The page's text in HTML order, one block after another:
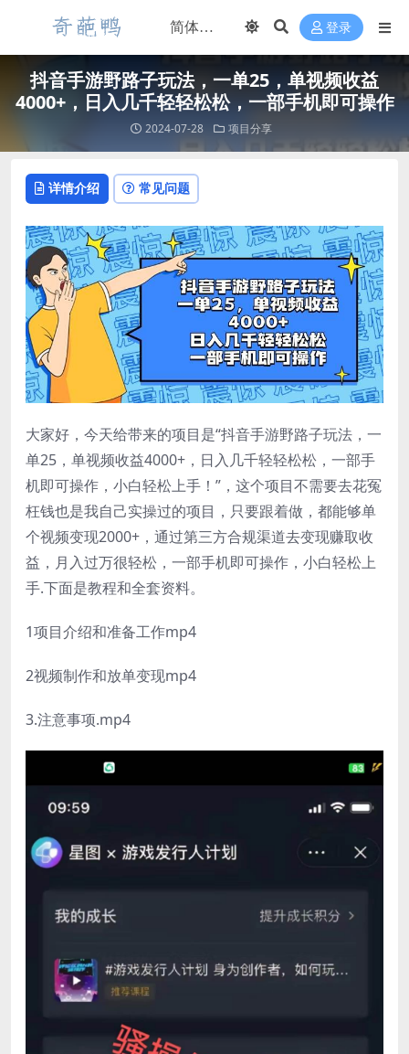
登录
抖音手游野路子玩法，一单25，单视频收益
4000+，日入几千轻轻松松，一部手机即可操作
2024-07-28 项目分享
详情介绍 常见问题
大家好，今天给带来的项目是“抖音手游野路子玩法，一
单25，单视频收益4000+，日入几千轻轻松松，一部手
机即可操作，小白轻松上手！”，这个项目不需要去花冤
枉钱也是我自己实操过的项目，只要跟着做，都能够单
个视频变现2000+，通过第三方合规渠道去变现赚取收
益，月入过万很轻松，一部手机即可操作，小白轻松上
手.下面是教程和全套资料。
1项目介绍和准备工作mp4
2视频制作和放单变现mp4
3.注意事项.mp4